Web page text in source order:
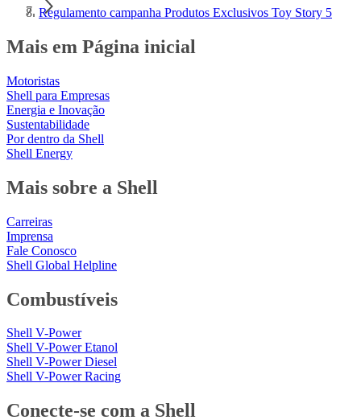
Regulamento campanha Produtos Exclusivos Toy Story 5
Mais em Página inicial
Motoristas
Shell para Empresas
Energia e Inovação
Sustentabilidade
Por dentro da Shell
Shell Energy
Mais sobre a Shell
Carreiras
Imprensa
Fale Conosco
Shell Global Helpline
Combustíveis
Shell V-Power
Shell V-Power Etanol
Shell V-Power Diesel
Shell V-Power Racing
Conecte-se com a Shell